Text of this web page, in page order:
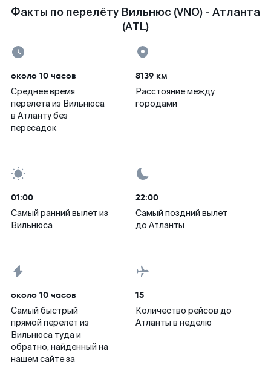
Факты по перелёту Вильнюс (VNO) - Атланта
(ATL)
около 10 часов
Среднее время
перелета из Вильнюса
в Атланту без
пересадок
8139 км
Расстояние между
городами
01:00
Самый ранний вылет из
Вильнюса
22:00
Самый поздний вылет
до Атланты
около 10 часов
Самый быстрый
прямой перелет из
Вильнюса туда и
обратно, найденный на
нашем сайте за
15
Количество рейсов до
Атланты в неделю